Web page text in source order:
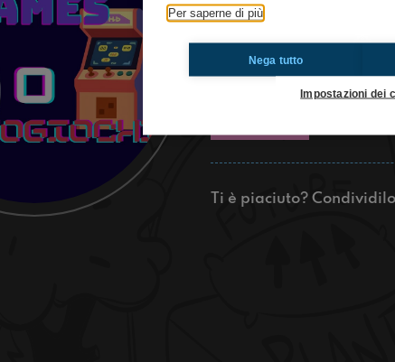
Dopodiché,
cercheremo di capire
Buon ascolto!
https://
Ti è piaciuto?
Per saperne di più
Nega tutto
Impostazioni dei